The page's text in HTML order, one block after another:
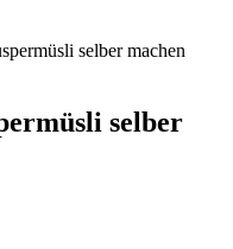
selber machen
selber